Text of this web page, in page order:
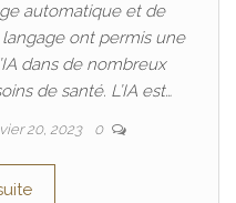
automatique et de
ont permis une
dans de nombreux
de santé. L’IA est…
20, 2023 0